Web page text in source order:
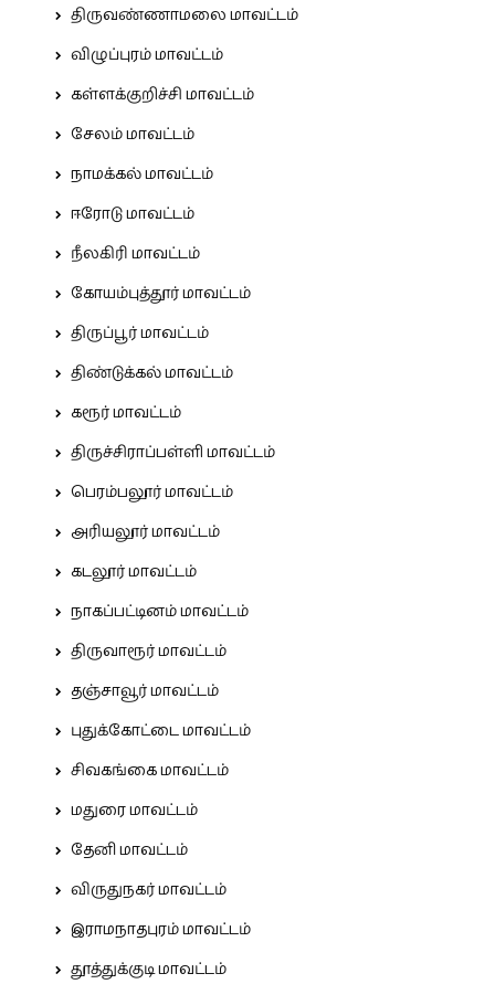
திருவண்ணாமலை மாவட்டம்
விழுப்புரம் மாவட்டம்
கள்ளக்குறிச்சி மாவட்டம்
சேலம் மாவட்டம்
நாமக்கல் மாவட்டம்
ஈரோடு மாவட்டம்
நீலகிரி மாவட்டம்
கோயம்புத்தூர் மாவட்டம்
திருப்பூர் மாவட்டம்
திண்டுக்கல் மாவட்டம்
கரூர் மாவட்டம்
திருச்சிராப்பள்ளி மாவட்டம்
பெரம்பலூர் மாவட்டம்
அரியலூர் மாவட்டம்
கடலூர் மாவட்டம்
நாகப்பட்டினம் மாவட்டம்
திருவாரூர் மாவட்டம்
தஞ்சாவூர் மாவட்டம்
புதுக்கோட்டை மாவட்டம்
சிவகங்கை மாவட்டம்
மதுரை மாவட்டம்
தேனி மாவட்டம்
விருதுநகர் மாவட்டம்
இராமநாதபுரம் மாவட்டம்
தூத்துக்குடி மாவட்டம்